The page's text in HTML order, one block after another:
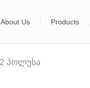
About Us Products